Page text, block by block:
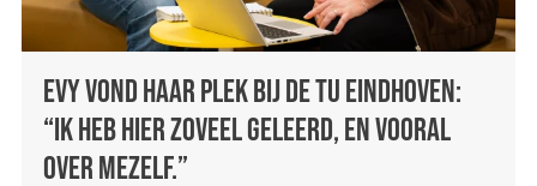
EVY VOND HAAR PLEK BIJ DE TU EINDHOVEN:
“IK HEB HIER ZOVEEL GELEERD, EN VOORAL
OVER MEZELF.”